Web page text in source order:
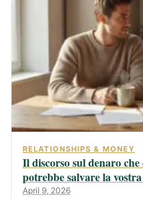
RELATIONSHIPS & MONEY
Il discorso sul denaro
potrebbe salvare la
April 9, 2026